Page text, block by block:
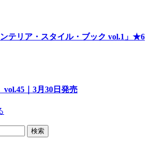
ンテリア・スタイル・ブック vol.1」★6
vol.45｜3月30日発売